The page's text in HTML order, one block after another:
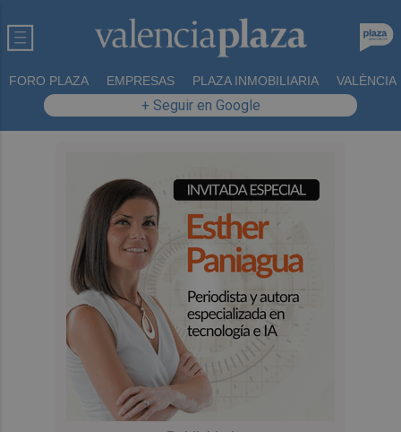
FORO PLAZA EMPRESAS PLAZA INMOBILIARIA VALÈNCIA
+ Seguir en Google